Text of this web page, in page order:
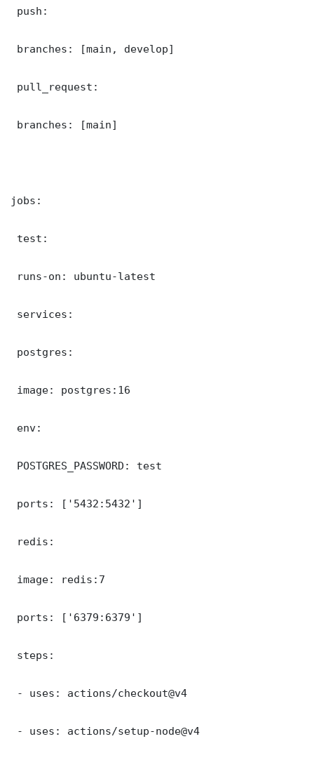
push:
branches: [main, develop]
pull_request:
branches: [main]
jobs:
test:
runs-on: ubuntu-latest
services:
postgres:
image: postgres:16
env:
POSTGRES_PASSWORD: test
ports: ['5432:5432']
redis:
image: redis:7
ports: ['6379:6379']
steps:
- uses: actions/checkout@v4
- uses: actions/setup-node@v4